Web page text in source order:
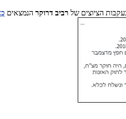
הציוצים שלרביב דרוקרהנמצאיםכאן):